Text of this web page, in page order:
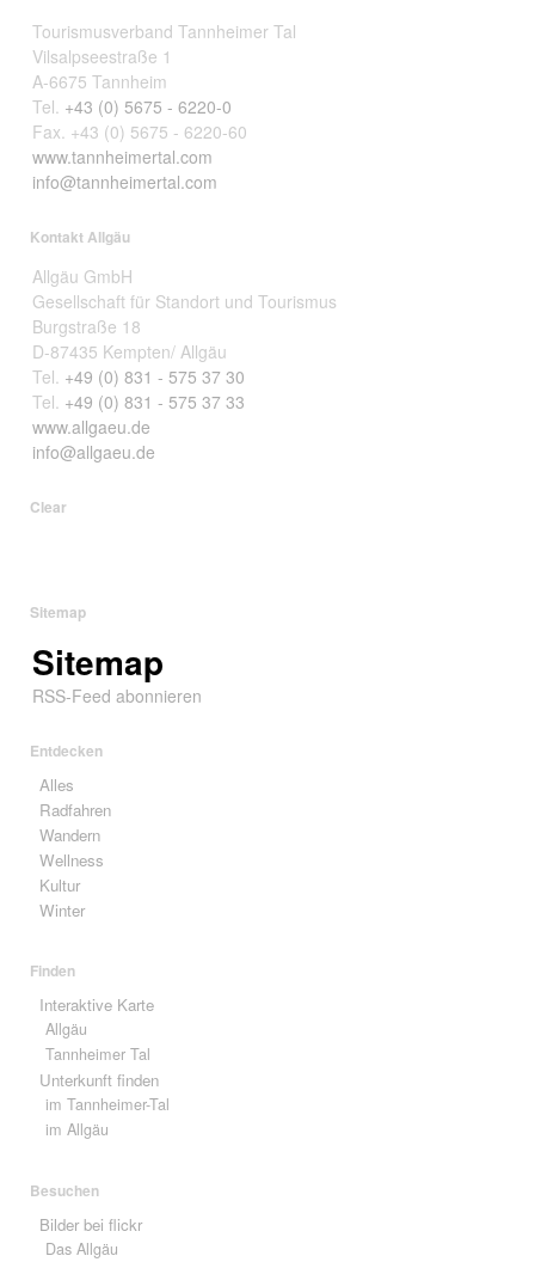
Tourismusverband Tannheimer Tal
Vilsalpseestraße 1
A-6675 Tannheim
Tel. +43 (0) 5675 - 6220-0
Fax. +43 (0) 5675 - 6220-60
www.tannheimertal.com
info@tannheimertal.com
Kontakt Allgäu
Allgäu GmbH
Gesellschaft für Standort und Tourismus
Burgstraße 18
D-87435 Kempten/ Allgäu
Tel. +49 (0) 831 - 575 37 30
Tel. +49 (0) 831 - 575 37 33
www.allgaeu.de
info@allgaeu.de
Clear
Sitemap
Sitemap
RSS-Feed abonnieren
Entdecken
Alles
Radfahren
Wandern
Wellness
Kultur
Winter
Finden
Interaktive Karte
Allgäu
Tannheimer Tal
Unterkunft finden
im Tannheimer-Tal
im Allgäu
Besuchen
Bilder bei flickr
Das Allgäu